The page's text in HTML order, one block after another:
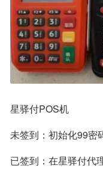
星驿付POS机
未签到：初始化99密
已签到：在星驿付代